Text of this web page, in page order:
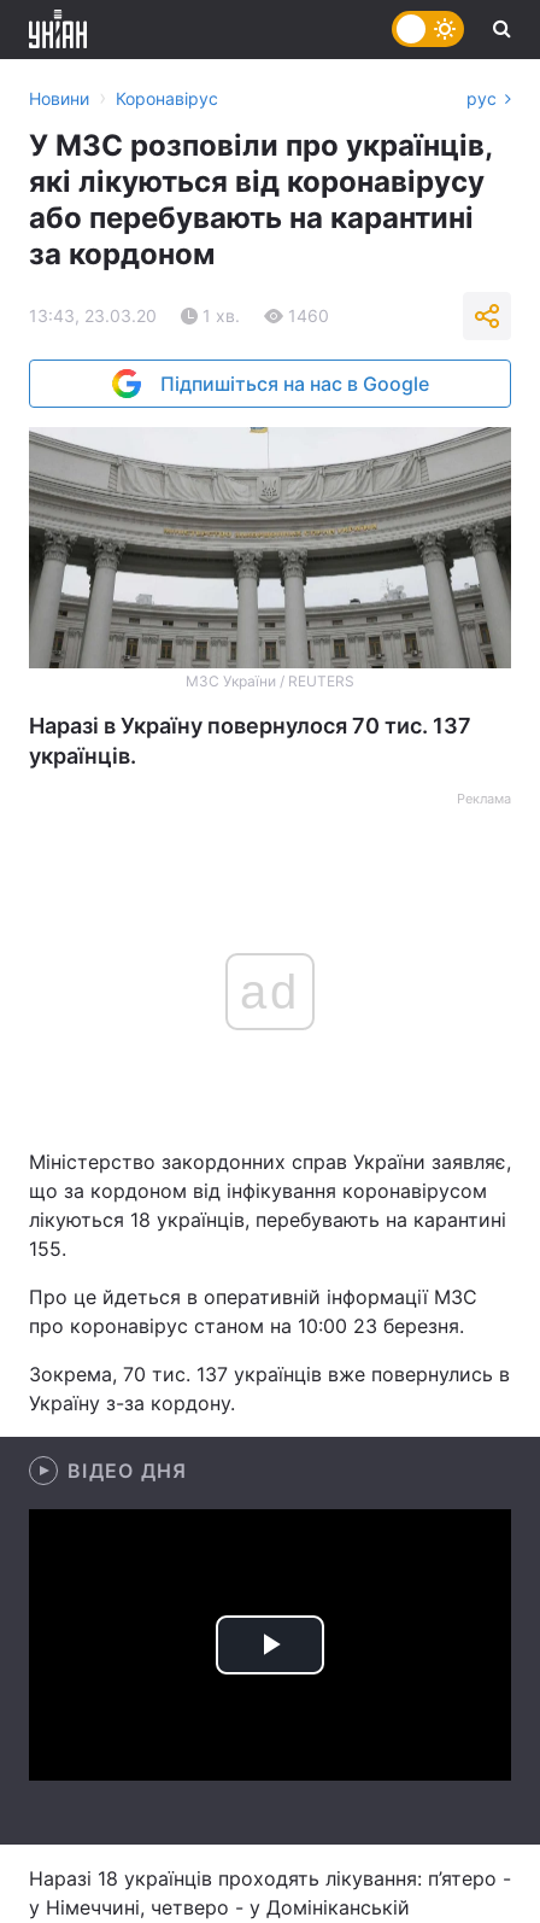
Головна Війна
Україна Політика
Економіка Світ
Спорт
Техно і зв'язок
Інтерв'ю Думки
Архів Вакансії
Контакти
Новини › Коронавірус рус
У МЗС розповіли про українців,
які лікуються від коронавірусу
або перебувають на карантині
за кордоном
13:43, 23.03.20 1 хв. 1460
Підпишіться на нас в Google
МЗС України / REUTERS
Наразі в Україну повернулося 70 тис. 137
українців.
Реклама
ad
Міністерство закордонних справ України заявляє,
що за кордоном від інфікування коронавірусом
лікуються 18 українців, перебувають на карантині
155.
Про це йдеться в оперативній інформації МЗС
про коронавірус станом на 10:00 23 березня.
Зокрема, 70 тис. 137 українців вже повернулись в
Україну з-за кордону.
ВІДЕО ДНЯ
Play
Наразі 18 українців проходять лікування: п’ятеро -
у Німеччині, четверо - у Домініканській